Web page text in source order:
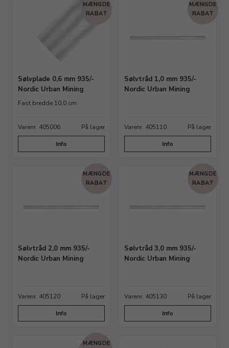
Nordic Urban Mining finsorterer ædelmetallerne,
metallet raffineres. Derfor kan vi sikre, at du får
100% dansk, bæredygtigt finsølv og -guld til din
RAVSTEDHUS er forhandler af plade og tråd i
935/- og granulat i 935/- og 999/- fra NORDIC
for hjælp, er du mere end velkommen til at
kontakte os på telefon 74 64 76 28 eller via mail
MÆNGDE
RABAT
Sølvplade 0,6 mm 935/-
Nordic Urban Mining
Fast bredde 10,0 cm
Varenr. 405006 På lager
Info
MÆNGDE
RABAT
Sølvtråd 1,0 mm 935/-
Nordic Urban Mining
Varenr. 405110 På lager
Info
MÆNGDE
RABAT
Sølvtråd 2,0 mm 935/-
Nordic Urban Mining
Varenr. 405120 På lager
Info
MÆNGDE
RABAT
Sølvtråd 3,0 mm 935/-
Nordic Urban Mining
Varenr. 405130 På lager
Info
MÆNGDE